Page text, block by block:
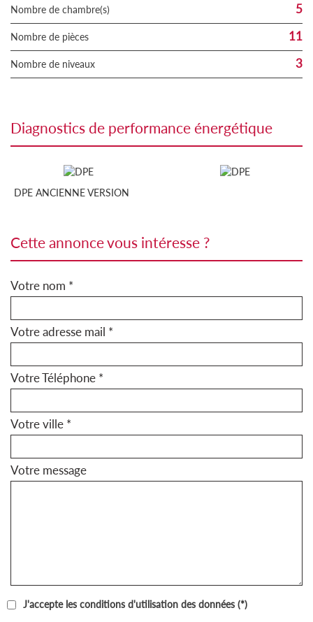
Nombre de chambre(s) 5
Nombre de pièces 11
Nombre de niveaux 3
diagnostics de performance énergétique
DPE ANCIENNE VERSION
cette annonce vous intéresse ?
Votre nom *
Votre adresse mail *
Votre Téléphone *
Votre ville *
Votre message
J'accepte les conditions d'utilisation des données (*)